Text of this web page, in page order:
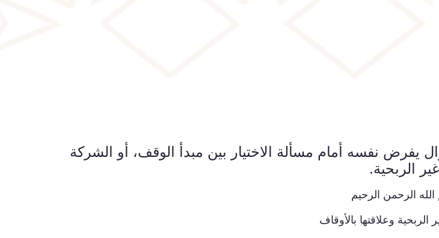
يفرض نفسه أمام مسألة الاختيار بين مبدأ الوقف، أو الشركة
غير الربحية.
الرحمن الرحيم
الربحية وعلاقتها بالأوقاف